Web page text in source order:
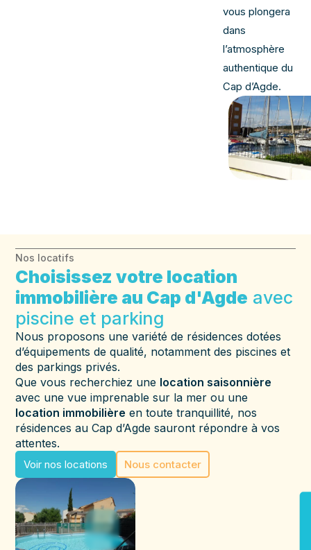
vous plongera
dans
l’atmosphère
authentique du
Cap d’Agde.
Nos locatifs
Choisissez votre location
immobilière au Cap d'Agde avec
piscine et parking
Nous proposons une variété de résidences dotées
d’équipements de qualité, notamment des piscines et
des parkings privés.
Que vous recherchiez une location saisonnière
avec une vue imprenable sur la mer ou une
location immobilière en toute tranquillité, nos
résidences au Cap d’Agde sauront répondre à vos
attentes.
Voir nos locations Nous contacter